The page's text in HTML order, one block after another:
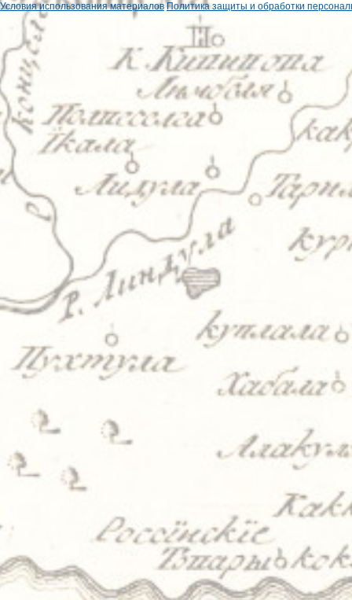
Условия использования материалов Политика защиты и обработки